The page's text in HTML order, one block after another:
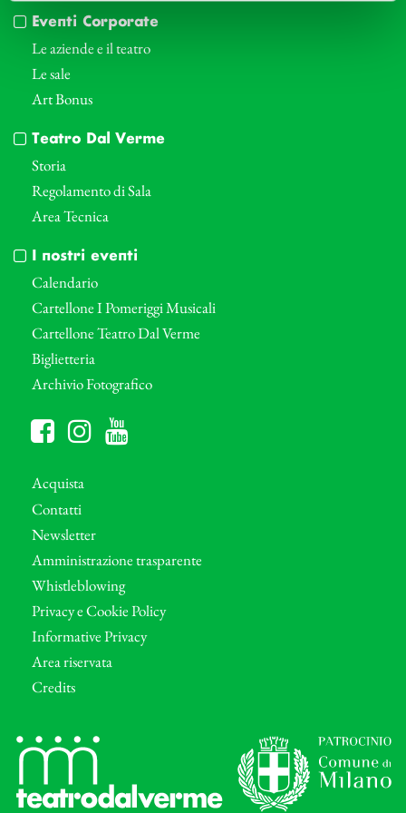
Eventi Corporate
Le aziende e il teatro
Le sale
Art Bonus
Teatro Dal Verme
Storia
Regolamento di Sala
Area Tecnica
I nostri eventi
Calendario
Cartellone I Pomeriggi Musicali
Cartellone Teatro Dal Verme
Biglietteria
Archivio Fotografico
Acquista
Contatti
Newsletter
Amministrazione trasparente
Whistleblowing
Privacy e Cookie Policy
Informative Privacy
Area riservata
Credits